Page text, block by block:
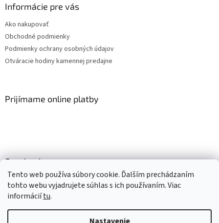
Tento web používa súbory cookie. Ďalším prechádzaním
tohto webu vyjadrujete súhlas s ich používaním. Viac
informáciítu.
Informácie pre vás
Ako nakupovať
Obchodné podmienky
Podmienky ochrany osobných údajov
Otváracie hodiny kamennej predajne
Prijímame online platby
Facebook
Vytvoril Shoptet